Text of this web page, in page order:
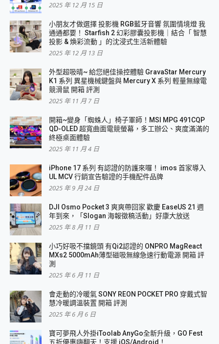
2025 年 12 月 15 日
小朋友才做選擇 投影機 RGB藍牙音響 氛圍情境燈 我
通通都要！ Starfish 2 幻彩膠囊投影機｜結合「 智慧
投影 & 煥彩流動 」的沈浸式生活新體驗
2025 年 12 月 13 日
外型超吸晴~ 給您絕佳操控體驗 GravaStar Mercury
K1 系列 異星機械鍵盤與 Mercury X 系列 輕量無線電
競滑鼠 開箱 評測
2025 年 11 月 7 日
開箱~變身「蜘蛛人」椅子軍師！MSI MPG 491CQP
QD-OLED 超寬曲面電競螢幕，多工辦公、爽度滿滿的
終極桌面體驗
2025 年 11 月 4 日
iPhone 17 系列 有認證的防護來囉！ imos 首家導入
UL MCV 行銷宣告驗證的手機配件品牌
2025 年 9 月 24 日
DJI Osmo Pocket 3 爽爽帶回家 歡慶 EaseUS 21 週
年到來，「Slogan 海報徵稿活動」好康大放送
2025 年 8 月 11 日
小巧好吸不擋鏡頭 有Qi2認證的 ONPRO MagReact
MXs2 5000mAh薄型磁吸無線急速行動電源 開箱 評
測
2025 年 6 月 11 日
會走動的冷暖氣 SONY REON POCKET PRO 穿戴式智
慧冷暖調溫裝置 開箱 評測
2025 年 6 月 6 日
寶可夢飛人外掛iToolab AnyGo全新升級，GO Fest
五折優惠嗨翻天！支援 iOS/Android！